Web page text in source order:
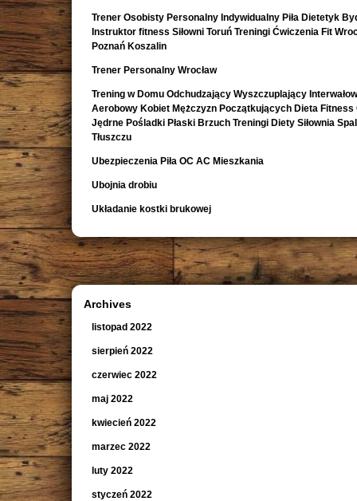
Trener Osobisty Personalny Indywidualny Piła Dietetyk
Instruktor fitness Siłowni Toruń Treningi Ćwiczenia Fit
Poznań Koszalin
Trener Personalny Wrocław
Trening w Domu Odchudzający Wyszczuplający
Aerobowy Kobiet Mężczyzn Początkujących Dieta Fitness
Jędrne Pośladki Płaski Brzuch Treningi Diety Siłownia
Tłuszczu
Ubezpieczenia Piła OC AC Mieszkania
Ubojnia drobiu
Układanie kostki brukowej
Archives
listopad 2022
sierpień 2022
czerwiec 2022
maj 2022
kwiecień 2022
marzec 2022
luty 2022
styczeń 2022